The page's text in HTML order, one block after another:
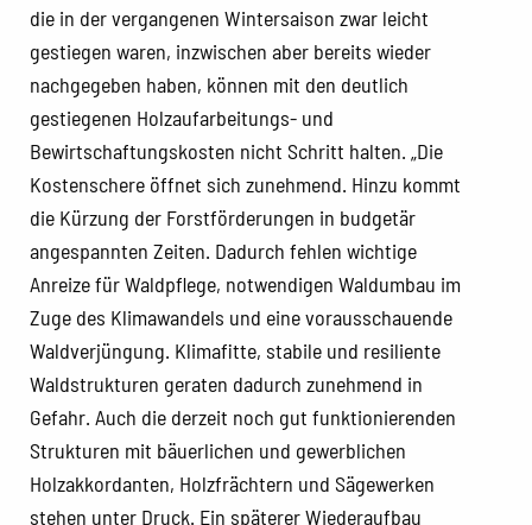
die in der vergangenen Wintersaison zwar leicht
gestiegen waren, inzwischen aber bereits wieder
nachgegeben haben, können mit den deutlich
gestiegenen Holzaufarbeitungs- und
Bewirtschaftungskosten nicht Schritt halten. „Die
Kostenschere öffnet sich zunehmend. Hinzu kommt
die Kürzung der Forstförderungen in budgetär
angespannten Zeiten. Dadurch fehlen wichtige
Anreize für Waldpflege, notwendigen Waldumbau im
Zuge des Klimawandels und eine vorausschauende
Waldverjüngung. Klimafitte, stabile und resiliente
Waldstrukturen geraten dadurch zunehmend in
Gefahr. Auch die derzeit noch gut funktionierenden
Strukturen mit bäuerlichen und gewerblichen
Holzakkordanten, Holzfrächtern und Sägewerken
stehen unter Druck. Ein späterer Wiederaufbau